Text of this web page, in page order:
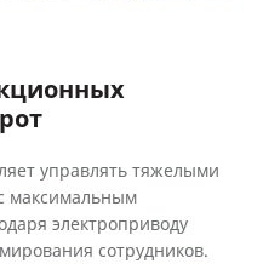
управлять тяжелыми
максимальным
электроприводу
сотрудников.